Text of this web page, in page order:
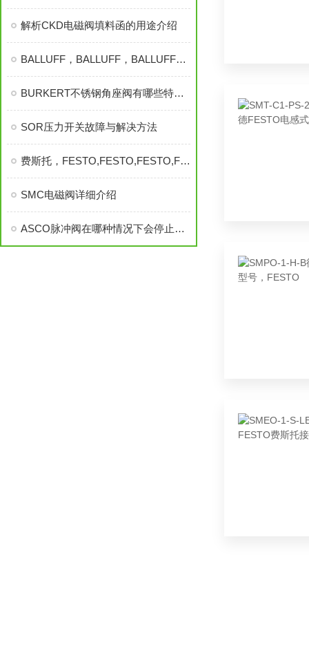
解析CKD电磁阀填料函的用途介绍
BALLUFF，BALLUFF，BALLUFF，BALLUFF，巴鲁夫
BURKERT不锈钢角座阀有哪些特点？
SOR压力开关故障与解决方法
费斯托，FESTO,FESTO,FESTO,FESTO
SMC电磁阀详细介绍
ASCO脉冲阀在哪种情况下会停止运行